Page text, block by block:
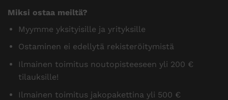
Miksi ostaa meiltä?
Myymme yksityisille ja yrityksille
Ostaminen ei edellytä rekisteröitymistä
Ilmainen toimitus noutopisteeseen yli 200 €
tilauksille!
Ilmainen toimitus jakopakettina yli 500 €